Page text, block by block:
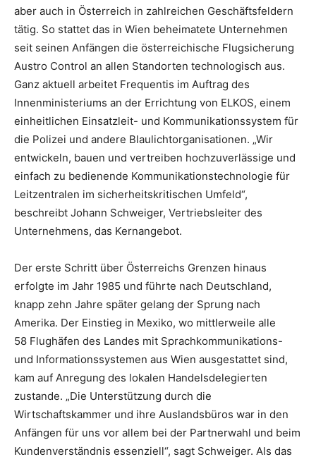
aber auch in Österreich in zahlreichen Geschäftsfeldern
tätig. So stattet das in Wien beheimatete Unternehmen
seit seinen Anfängen die österreichische Flugsicherung
Austro Control an allen Standorten technologisch aus.
Ganz aktuell arbeitet Frequentis im Auftrag des
Innenministeriums an der Errichtung von ELKOS, einem
einheitlichen Einsatzleit- und Kommunikationssystem für
die Polizei und andere Blaulichtorganisationen. „Wir
entwickeln, bauen und vertreiben hochzuverlässige und
einfach zu bedienende Kommunikationstechnologie für
Leitzentralen im sicherheitskritischen Umfeld“,
beschreibt Johann Schweiger, Vertriebsleiter des
Unternehmens, das Kernangebot.
Der erste Schritt über Österreichs Grenzen hinaus
erfolgte im Jahr 1985 und führte nach Deutschland,
knapp zehn Jahre später gelang der Sprung nach
Amerika. Der Einstieg in Mexiko, wo mittlerweile alle
58 Flughäfen des Landes mit Sprachkommunikations-
und Informationssystemen aus Wien ausgestattet sind,
kam auf Anregung des lokalen Handelsdelegierten
zustande. „Die Unterstützung durch die
Wirtschaftskammer und ihre Auslandsbüros war in den
Anfängen für uns vor allem bei der Partnerwahl und beim
Kundenverständnis essenziell“, sagt Schweiger. Als das